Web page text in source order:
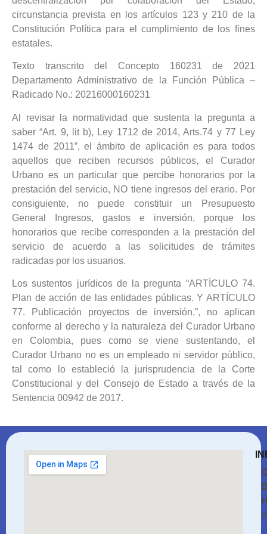
circunstancia prevista en los artículos 123 y 210 de la
Constitución Política para el cumplimiento de los fines
estatales.
Texto transcrito del Concepto 160231 de 2021
Departamento Administrativo de la Función Pública –
Radicado No.: 20216000160231
Al revisar la normatividad que sustenta la pregunta a
saber “Art. 9, lit b), Ley 1712 de 2014, Arts.74 y 77 Ley
1474 de 2011”, el ámbito de aplicación es para todos
aquellos que reciben recursos públicos, el Curador
Urbano es un particular que percibe honorarios por la
prestación del servicio, NO tiene ingresos del erario. Por
consiguiente, no puede constituir un Presupuesto
General Ingresos, gastos e inversión, porque los
honorarios que recibe corresponden a la prestación del
servicio de acuerdo a las solicitudes de trámites
radicadas por los usuarios.
Los sustentos jurídicos de la pregunta “ARTÍCULO 74.
Plan de acción de las entidades públicas. Y ARTÍCULO
77. Publicación proyectos de inversión.”, no aplican
conforme al derecho y la naturaleza del Curador Urbano
en Colombia, pues como se viene sustentando, el
Curador Urbano no es un empleado ni servidor público,
tal como lo estableció la jurisprudencia de la Corte
Constitucional y del Consejo de Estado a través de la
Sentencia 00942 de 2017.